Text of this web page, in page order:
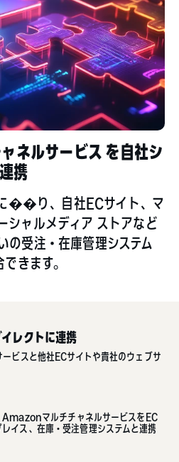
ネルサービス を自社シ
携
��り、自社ECサイト、マ
シャルメディア ストアなど
の受注・在庫管理システム
きます。
レクトに連携
ビスと他社ECサイトや貴社のウェブサ
AmazonマルチチャネルサービスをEC
イス、在庫・受注管理システムと連携